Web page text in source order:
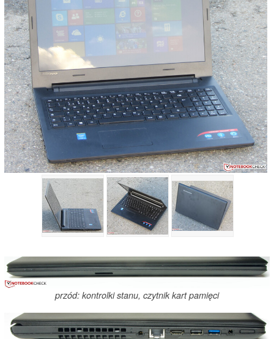
przód: kontrolki stanu, czytnik kart pamięci